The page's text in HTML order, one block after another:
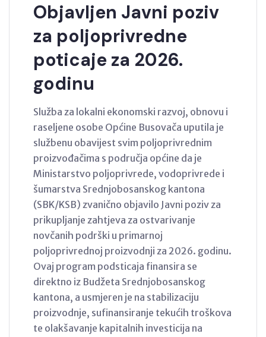
Objavljen Javni poziv
za poljoprivredne
poticaje za 2026.
godinu
Služba za lokalni ekonomski razvoj, obnovu i
raseljene osobe Općine Busovača uputila je
službenu obavijest svim poljoprivrednim
proizvođačima s područja općine da je
Ministarstvo poljoprivrede, vodoprivrede i
šumarstva Srednjobosanskog kantona
(SBK/KSB) zvanično objavilo Javni poziv za
prikupljanje zahtjeva za ostvarivanje
novčanih podrški u primarnoj
poljoprivrednoj proizvodnji za 2026. godinu.
Ovaj program podsticaja finansira se
direktno iz Budžeta Srednjobosanskog
kantona, a usmjeren je na stabilizaciju
proizvodnje, sufinansiranje tekućih troškova
te olakšavanje kapitalnih investicija na